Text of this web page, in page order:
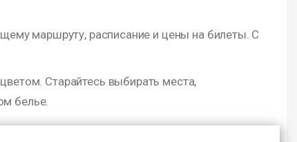
маршруту, расписание и цены на билеты. С
Старайтесь выбирать места,
белье.